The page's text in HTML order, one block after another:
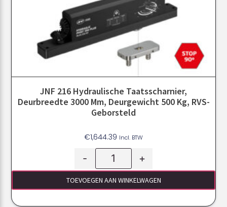
JNF 216 Hydraulische Taatsscharnier,
Deurbreedte 3000 Mm, Deurgewicht 500 Kg, RVS-
Geborsteld
€1,644.39 Incl. BTW
- +
TOEVOEGEN AAN WINKELWAGEN